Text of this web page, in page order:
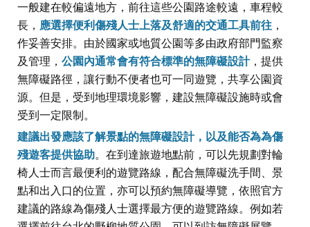
一般建在較偏遠地方，前往這些公園路途較遠，車程較
長， 應選擇便利傷殘人士上落及舒適的交通工具前往 ，
作妥善安排。由於國家或地質公園等多由政府部門監察
及管理， 公園內通常會有符合標準的無障礙設計，提供
無障礙路徑，讓行動不便者也可一同遊覽，共享公園資
源。但是，受到地理環境影響，建設無障礙設施時或會
受到一定限制。
建議出發應該了解景點的無障礙設計，以及能否為為傷
殘遊客提供協助。在到達旅遊地點前，可以先規劃對輪
椅人士而言最便利的遊覽路線，配合無障礙洗手間、景
點和出入口的位置，亦可以預約無障礙導覽，依照官方
建議的路線為傷殘人士選擇最方便的遊覽路線。例如若